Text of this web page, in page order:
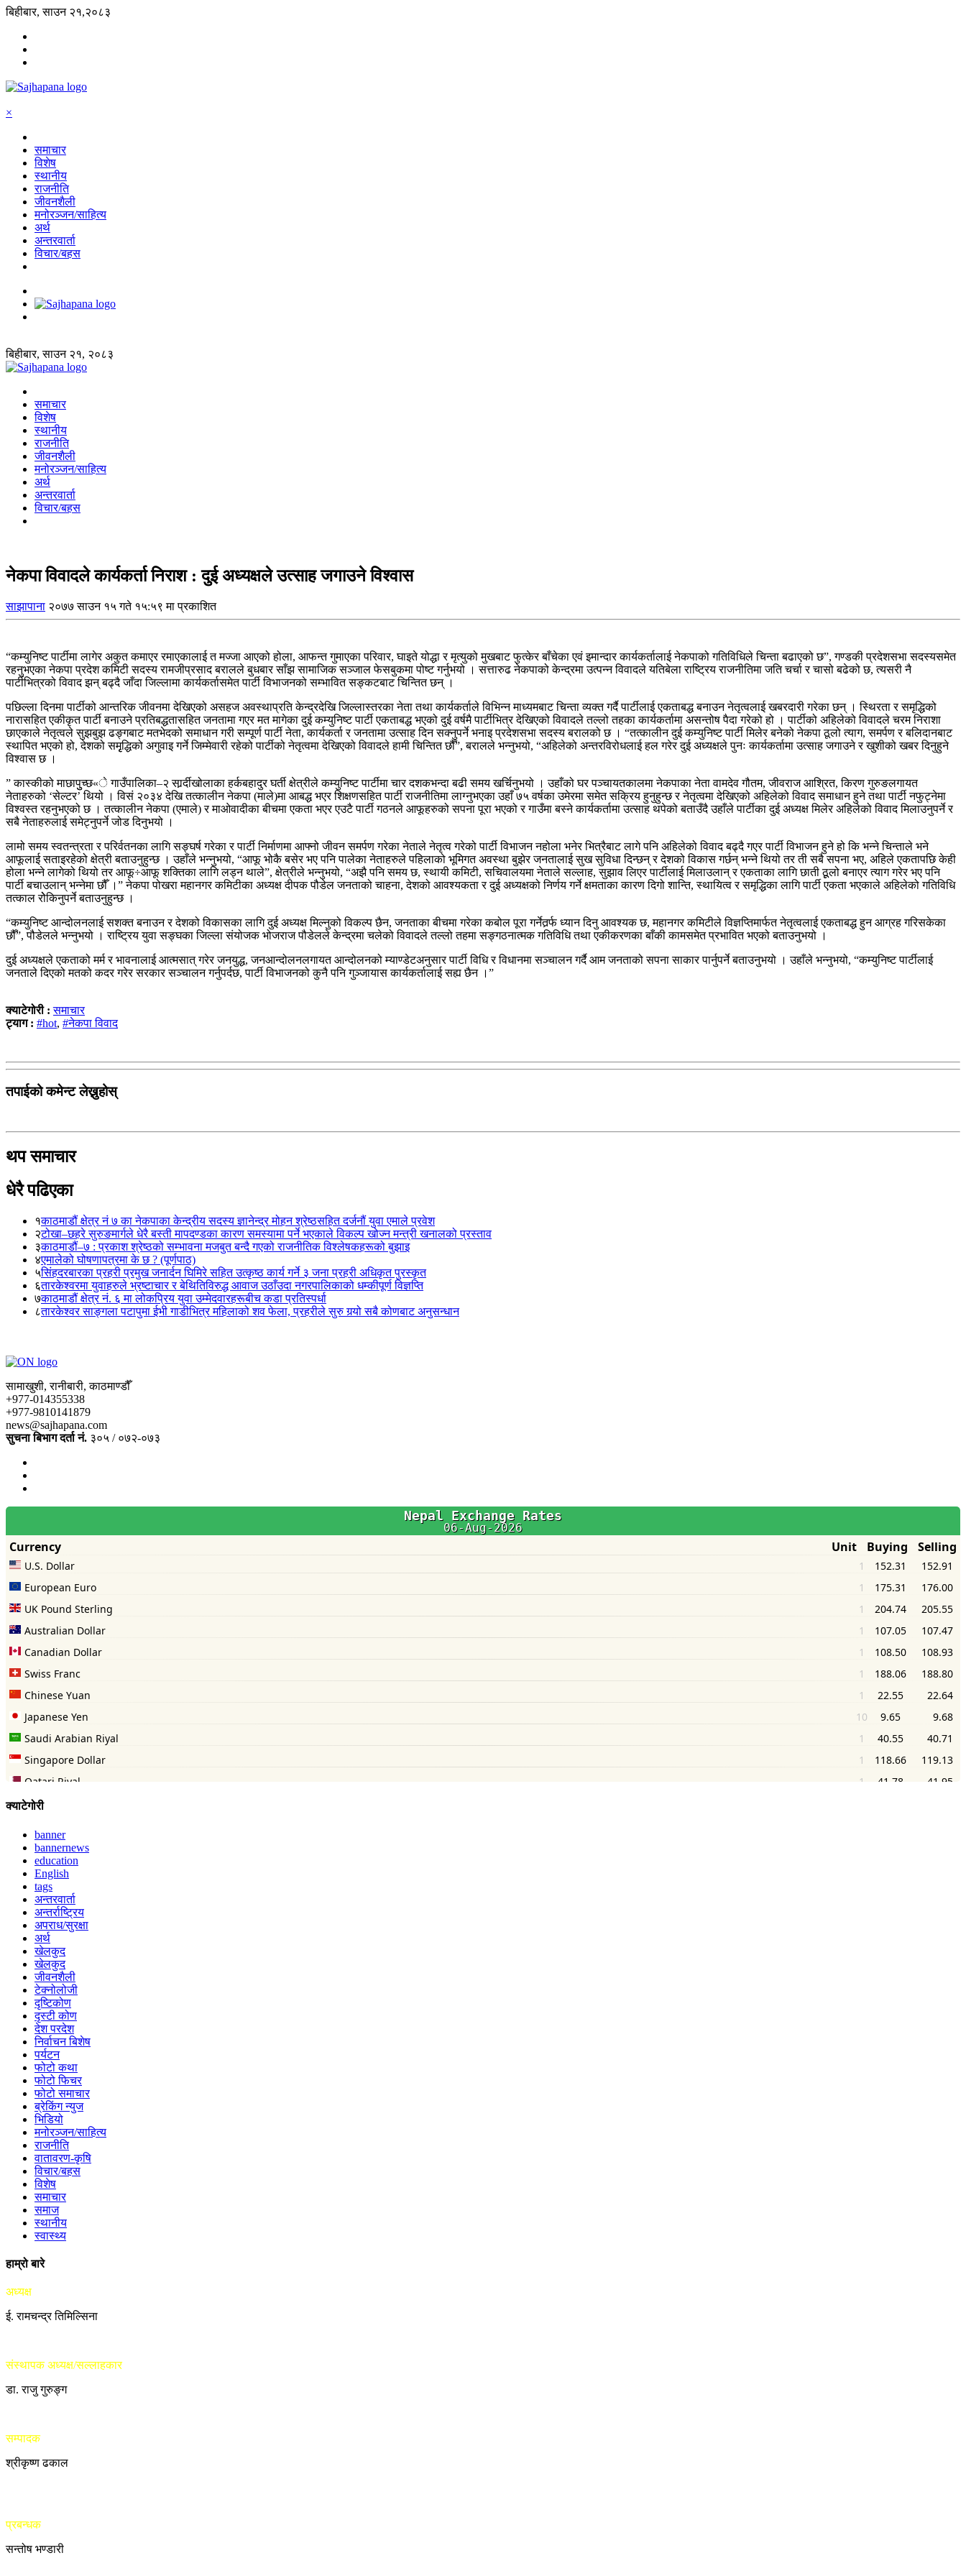
बिहीबार, साउन २१,२०८३
×
समाचार
विशेष
स्थानीय
राजनीति
जीवनशैली
मनोरञ्जन/साहित्य
अर्थ
अन्तरवार्ता
विचार/बहस
बिहीबार, साउन २१, २०८३
समाचार
विशेष
स्थानीय
राजनीति
जीवनशैली
मनोरञ्जन/साहित्य
अर्थ
अन्तरवार्ता
विचार/बहस
नेकपा विवादले कार्यकर्ता निराश : दुई अध्यक्षले उत्साह जगाउने विश्वास
साझापाना २०७७ साउन १५ गते १५:५९ मा प्रकाशित
“कम्युनिष्ट पार्टीमा लागेर अकुत कमाएर रमाएकालाई त मज्जा आएको होला, आफन्त गुमाएका परिवार, घाइते योद्धा र मृत्युको मुखबाट फुत्केर बाँचेका एवं इमान्दार कार्यकर्तालाई नेकपाको गतिविधिले चिन्ता बढाएको छ”, गण्डकी प्रदेशसभा सदस्यसमेत
रहनुभएका नेकपा प्रदेश कमिटी सदस्य रामजीप्रसाद बरालले बुधबार साँझ सामाजिक सञ्जाल फेसबुकमा पोष्ट गर्नुभयो । सत्तारुढ नेकपाको केन्द्रमा उत्पन्न विवादले यतिबेला राष्ट्रिय राजनीतिमा जति चर्चा र चासो बढेको छ, त्यसरी नै
पार्टीभित्रको विवाद झन् बढ्दै जाँदा जिल्लामा कार्यकर्तासमेत पार्टी विभाजनको सम्भावित सङ्कटबाट चिन्तित छन् ।
पछिल्ला दिनमा पार्टीको आन्तरिक जीवनमा देखिएको असहज अवस्थाप्रति केन्द्रदेखि जिल्लास्तरका नेता तथा कार्यकर्ताले विभिन्न माध्यमबाट चिन्ता व्यक्त गर्दै पार्टीलाई एकताबद्ध बनाउन नेतृत्वलाई खबरदारी गरेका छन् । स्थिरता र समृद्धिको
नारासहित एकीकृत पार्टी बनाउने प्रतिबद्धतासहित जनतामा गएर मत मागेका दुई कम्युनिष्ट पार्टी एकताबद्ध भएको दुई वर्षमै पार्टीभित्र देखिएको विवादले तल्लो तहका कार्यकर्तामा असन्तोष पैदा गरेको हो । पार्टीको अहिलेको विवादले चरम निराशा
छाएकाले नेतृत्वले सुझबुझ ढङ्गबाट मतभेदको समाधान गरी सम्पूर्ण पार्टी नेता, कार्यकर्ता र जनतामा उत्साह दिन सक्नुपर्ने भनाइ प्रदेशसभा सदस्य बरालको छ । “तत्कालीन दुई कम्युनिष्ट पार्टी मिलेर बनेको नेकपा ठूलो त्याग, समर्पण र बलिदानबाट
स्थापित भएको हो, देशको समृृद्धिको अगुवाइ गर्ने जिम्मेवारी रहेको पार्टीको नेतृत्वमा देखिएको विवादले हामी चिन्तित छौँ”, बरालले भन्नुभयो, “अहिलेको अन्तरविरोधलाई हल गरेर दुई अध्यक्षले पुनः कार्यकर्तामा उत्साह जगाउने र खुशीको खबर दिनुहुने
विश्वास छ ।
” कास्कीको माछापुुच्छ«े गाउँपालिका–२ सार्र्दीखोलाका हर्कबहादुर घर्ती क्षेत्रीले कम्युनिष्ट पार्टीमा चार दशकभन्दा बढी समय खर्चिनुभयो । उहाँको घर पञ्चायतकालमा नेकपाका नेता वामदेव गौतम, जीवराज आश्रित, किरण गुरुङलगायत
नेताहरुको ‘सेल्टर’ थियो । विसं २०३४ देखि तत्कालीन नेकपा (माले)मा आबद्ध भएर शिक्षणसहित पार्टी राजनीतिमा लाग्नुभएका उहाँ ७५ वर्षका उमेरमा समेत सक्रिय हुनुहुन्छ र नेतृत्वमा देखिएको अहिलेको विवाद समाधान हुने तथा पार्टी नफुट्नेमा
विश्वस्त रहनुभएको छ । तत्कालीन नेकपा (एमाले) र माओवादीका बीचमा एकता भएर एउटै पार्टी गठनले आफूहरुको सपना पूरा भएको र गाउँमा बस्ने कार्यकर्तामा उत्साह थपेको बताउँदै उहाँले पार्टीका दुई अध्यक्ष मिलेर अहिलेको विवाद मिलाउनुपर्ने र
सबै नेताहरुलाई समेट्नुपर्ने जोड दिनुभयो ।
लामो समय स्वतन्त्रता र परिर्वतनका लागि सङ्घर्ष गरेका र पार्टी निर्माणमा आफ्नो जीवन समर्पण गरेका नेताले नेतृत्व गरेको पार्टी विभाजन नहोला भनेर भित्रैबाट लागे पनि अहिलेको विवाद बढ्दै गएर पार्टी विभाजन हुने हो कि भन्ने चिन्ताले भने
आफूलाई सताइरहेको क्षेत्री बताउनुहुन्छ । उहाँले भन्नुभयो, “आफू भोकै बसेर भए पनि पालेका नेताहरुले पहिलाको भूमिगत अवस्था बुझेर जनतालाई सुख सुविधा दिन्छन् र देशको विकास गर्छन् भन्ने थियो तर ती सबै सपना भए, अहिले एकतापछि केही
होला भन्ने लागेको थियो तर आफू÷आफू शक्तिका लागि लड्न थाले”, क्षेत्रीले भन्नुभयो, “अझै पनि समय छ, स्थायी कमिटी, सचिवालयमा नेताले सल्लाह, सुझाव लिएर पार्टीलाई मिलाउलान् र एकताका लागि छाती ठूूलो बनाएर त्याग गरेर भए पनि
पार्टी बचाउलान् भन्नेमा छौँ ।” नेकपा पोखरा महानगर कमिटीका अध्यक्ष दीपक पौडेल जनताको चाहना, देशको आवश्यकता र दुई अध्यक्षको निर्णय गर्ने क्षमताका कारण दिगो शान्ति, स्थायित्व र समृद्धिका लागि पार्टी एकता भएकाले अहिलेको गतिविधि
तत्काल रोेकिनुपर्ने बताउनुहुन्छ ।
“कम्युनिष्ट आन्दोलनलाई सशक्त बनाउन र देशको विकासका लागि दुई अध्यक्ष मिल्नुको विकल्प छैन, जनताका बीचमा गरेका कबोल पूरा गर्नेतर्र्फ ध्यान दिनु आवश्यक छ, महानगर कमिटीले विज्ञप्तिमार्फत नेतृत्वलाई एकताबद्ध हुन आग्रह गरिसकेका
छौँ”, पौडेलले भन्नुभयो । राष्ट्रिय युवा सङ्घका जिल्ला संयोजक भोजराज पौडेलले केन्द्रमा चलेको विवादले तल्लो तहमा सङ्गठनात्मक गतिविधि तथा एकीकरणका बाँकी कामसमेत प्रभावित भएको बताउनुभयो ।
दुई अध्यक्षले एकताको मर्म र भावनालाई आत्मसात् गरेर जनयुद्ध, जनआन्दोलनलगायत आन्दोलनको म्याण्डेटअनुसार पार्टी विधि र विधानमा सञ्चालन गर्दै आम जनताको सपना साकार पार्नुपर्ने बताउनुभयो । उहाँले भन्नुभयो, “कम्युनिष्ट पार्टीलाई
जनताले दिएको मतको कदर गरेर सरकार सञ्चालन गर्नुपर्दछ, पार्टी विभाजनको कुनै पनि गुञ्जायास कार्यकर्तालाई सह्य छैन ।”
क्याटेगोरी :समाचार
ट्याग : #hot, #नेकपा विवाद
तपाईको कमेन्ट लेख्नुहोस्
थप समाचार
धेरै पढिएका
१काठमाडौं क्षेत्र नं ७ का नेकपाका केन्द्रीय सदस्य ज्ञानेन्द्र मोहन श्रेष्ठसहित दर्जनौं युवा एमाले प्रवेश
२टोखा–छहरे सुरुङमार्गले धेरै बस्ती मापदण्डका कारण समस्यामा पर्ने भएकाले विकल्प खोज्न मन्त्री खनालको प्रस्ताव
३काठमाडौं–७ : प्रकाश श्रेष्ठको सम्भावना मजबुत बन्दै गएको राजनीतिक विश्लेषकहरूको बुझाइ
४एमालेको घोषणापत्रमा के छ ? (पूर्णपाठ)
५सिंहदरबारका प्रहरी प्रमुख जनार्दन घिमिरे सहित उत्कृष्ठ कार्य गर्ने ३ जना प्रहरी अधिकृत पुरस्कृत
६तारकेश्वरमा युवाहरुले भ्रष्टाचार र बेथितिविरुद्ध आवाज उठाँउदा नगरपालिकाको धम्कीपूर्ण विज्ञप्ति
७काठमाडौं क्षेत्र नं. ६ मा लोकप्रिय युवा उम्मेदवारहरूबीच कडा प्रतिस्पर्धा
८तारकेश्वर साङ्गला पटापुमा ईभी गाडीभित्र महिलाको शव फेला, प्रहरीले सुरु गर्‍यो सबै कोणबाट अनुसन्धान
सामाखुशी, रानीबारी, काठमाण्डौँ
+977-014355338
+977-9810141879
news@sajhapana.com
सुचना बिभाग दर्ता नं. ३०५ / ०७२-०७३
क्याटेगोरी
banner
bannernews
education
English
tags
अन्तरवार्ता
अन्तर्राष्ट्रिय
अपराध/सुरक्षा
अर्थ
खेलकुद
खेलकुद
जीवनशैली
टेक्नोलोजी
दृष्टिकोण
दृस्टी कोण
देश परदेश
निर्वाचन बिशेष
पर्यटन
फोटो कथा
फोटो फिचर
फोटो समाचार
ब्रेकिंग न्युज
भिडियो
मनोरञ्जन/साहित्य
राजनीति
वातावरण-कृषि
विचार/बहस
विशेष
समाचार
समाज
स्थानीय
स्वास्थ्य
हाम्रो बारे
अध्यक्ष
ई. रामचन्द्र तिमिल्सिना
संस्थापक अध्यक्ष/सल्लाहकार
डा. राजु गुरुङ्ग
सम्पादक
श्रीकृष्ण ढकाल
प्रबन्धक
सन्तोष भण्डारी